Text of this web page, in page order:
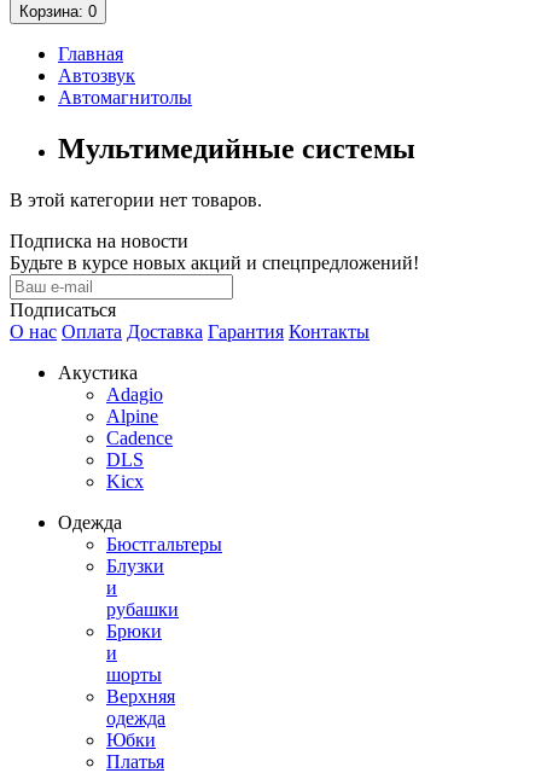
Корзина: 0
Главная
Автозвук
Автомагнитолы
Мультимедийные системы
В этой категории нет товаров.
Подписка на новости
Будьте в курсе новых акций и спецпредложений!
Подписаться
О нас Оплата Доставка Гарантия Контакты
Акустика
Adagio
Alpine
Cadence
DLS
Kicx
Одежда
Бюстгальтеры
Блузки
и
рубашки
Брюки
и
шорты
Верхняя
одежда
Юбки
Платья